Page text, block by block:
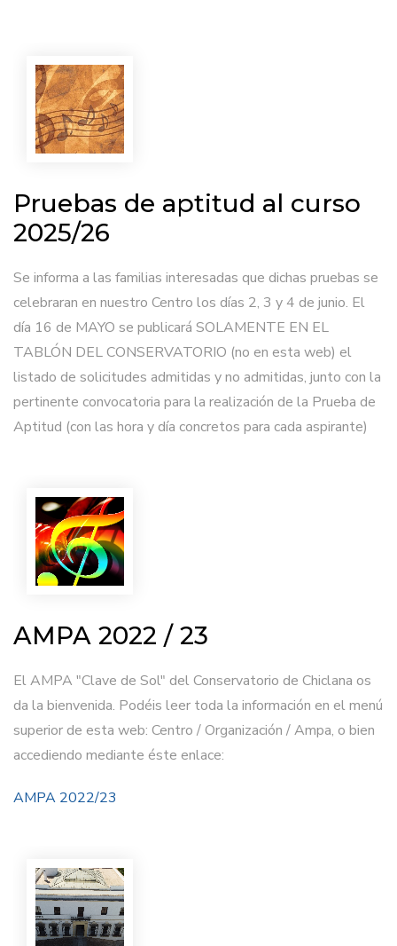
Pruebas de aptitud al curso
2025/26
Se informa a las familias interesadas que dichas pruebas se
celebraran en nuestro Centro los días 2, 3 y 4 de junio. El
día 16 de MAYO se publicará SOLAMENTE EN EL
TABLÓN DEL CONSERVATORIO (no en esta web) el
listado de solicitudes admitidas y no admitidas, junto con la
pertinente convocatoria para la realización de la Prueba de
Aptitud (con las hora y día concretos para cada aspirante)
AMPA 2022 / 23
El AMPA "Clave de Sol" del Conservatorio de Chiclana os
da la bienvenida. Podéis leer toda la información en el menú
superior de esta web: Centro / Organización / Ampa, o bien
accediendo mediante éste enlace:
AMPA 2022/23